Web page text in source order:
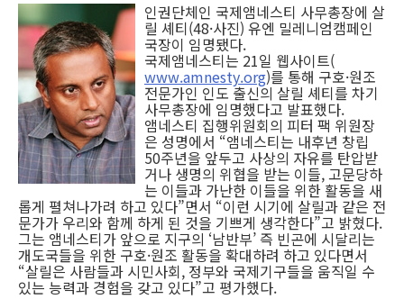
인권단체인 국제앰네스티 사무총장에 살
릴 셰티(48·사진) 유엔 밀레니엄캠페인
국장이 임명됐다.
국제앰네스티는 21일 웹사이트(
www.amnesty.org)를 통해 구호·원조
전문가인 인도 출신의 살릴 셰티를 차기
사무총장에 임명했다고 발표했다.
앰네스티 집행위원회의 피터 팩 위원장
은 성명에서 “앰네스티는 내후년 창립
50주년을 앞두고 사상의 자유를 탄압받
거나 생명의 위협을 받는 이들, 고문당하
는 이들과 가난한 이들을 위한 활동을 새
롭게 펼쳐나가려 하고 있다”면서 “이런 시기에 살릴과 같은 전
문가가 우리와 함께 하게 된 것을 기쁘게 생각한다”고 밝혔다.
그는 앰네스티가 앞으로 지구의 ‘남반부’ 즉 빈곤에 시달리는
개도국들을 위한 구호·원조 활동을 확대하려 하고 있다면서
“살릴은 사람들과 시민사회, 정부와 국제기구들을 움직일 수
있는 능력과 경험을 갖고 있다”고 평가했다.